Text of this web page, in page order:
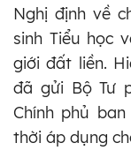
Nghị định về
sinh Tiểu học
giới đất liền.
đã gửi Bộ Tư
Chính phủ
thời áp dụng